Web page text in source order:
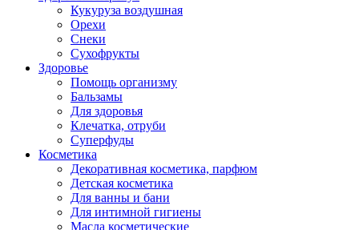
Кукуруза воздушная
Орехи
Снеки
Сухофрукты
Здоровье
Помощь организму
Бальзамы
Для здоровья
Клечатка, отруби
Суперфуды
Косметика
Декоративная косметика, парфюм
Детская косметика
Для ванны и бани
Для интимной гигиены
Масла косметические